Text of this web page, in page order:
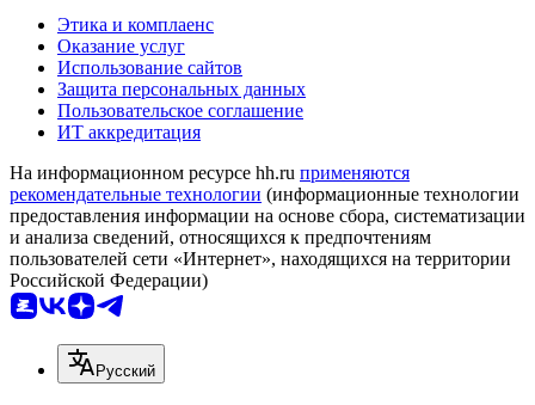
Этика и комплаенс
Оказание услуг
Использование сайтов
Защита персональных данных
Пользовательское соглашение
ИТ аккредитация
На информационном ресурсе hh.ru применяются
рекомендательные технологии (информационные технологии
предоставления информации на основе сбора, систематизации
и анализа сведений, относящихся к предпочтениям
пользователей сети «Интернет», находящихся на территории
Российской Федерации)
Русский